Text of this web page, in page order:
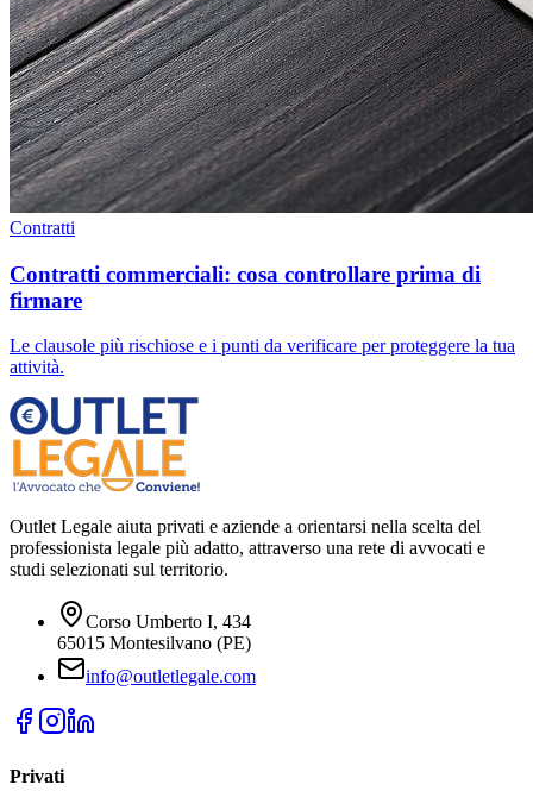
Contratti
Contratti commerciali: cosa controllare prima di
firmare
Le clausole più rischiose e i punti da verificare per proteggere la tua
attività.
Outlet Legale aiuta privati e aziende a orientarsi nella scelta del
professionista legale più adatto, attraverso una rete di avvocati e
studi selezionati sul territorio.
Corso Umberto I, 434
65015 Montesilvano (PE)
info@outletlegale.com
Privati